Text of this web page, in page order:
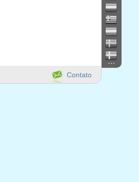
...
Contato